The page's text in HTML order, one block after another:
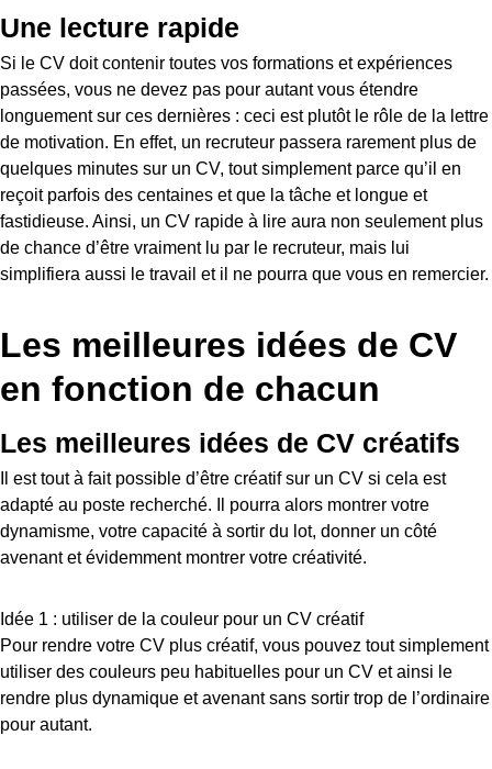
Une lecture rapide
Si le CV doit contenir toutes vos formations et expériences
passées, vous ne devez pas pour autant vous étendre
longuement sur ces dernières : ceci est plutôt le rôle de la lettre
de motivation. En effet, un recruteur passera rarement plus de
quelques minutes sur un CV, tout simplement parce qu’il en
reçoit parfois des centaines et que la tâche et longue et
fastidieuse. Ainsi, un CV rapide à lire aura non seulement plus
de chance d’être vraiment lu par le recruteur, mais lui
simplifiera aussi le travail et il ne pourra que vous en remercier.
Les meilleures idées de CV
en fonction de chacun
Les meilleures idées de CV créatifs
Il est tout à fait possible d’être créatif sur un CV si cela est
adapté au poste recherché. Il pourra alors montrer votre
dynamisme, votre capacité à sortir du lot, donner un côté
avenant et évidemment montrer votre créativité.
Idée 1 : utiliser de la couleur pour un CV créatif
Pour rendre votre CV plus créatif, vous pouvez tout simplement
utiliser des couleurs peu habituelles pour un CV et ainsi le
rendre plus dynamique et avenant sans sortir trop de l’ordinaire
pour autant.